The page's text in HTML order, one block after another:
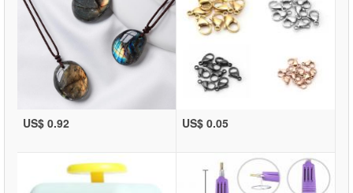
US$ 0.92 US$ 0.05